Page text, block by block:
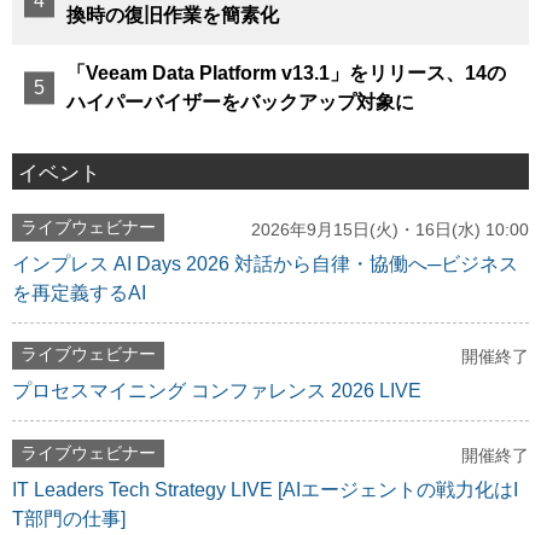
換時の復旧作業を簡素化
「Veeam Data Platform v13.1」をリリース、14の
ハイパーバイザーをバックアップ対象に
イベント
ライブウェビナー 2026年9月15日(火)・16日(水) 10:00
インプレス AI Days 2026 対話から自律・協働へ─ビジネス
を再定義するAI
ライブウェビナー 開催終了
プロセスマイニング コンファレンス 2026 LIVE
ライブウェビナー 開催終了
IT Leaders Tech Strategy LIVE [AIエージェントの戦力化はI
T部門の仕事]